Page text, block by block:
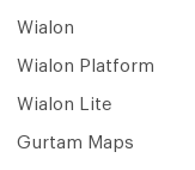
Wialon
Wialon Platform
Wialon Lite
Gurtam Maps